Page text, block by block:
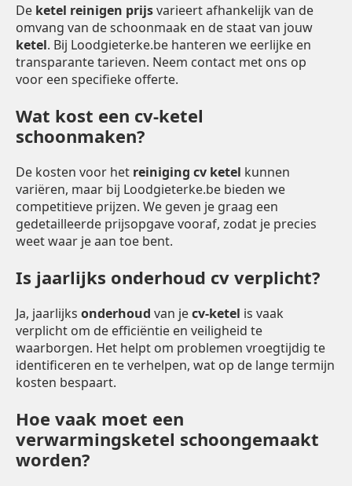
De ketel reinigen prijsvarieert afhankelijk van de
omvang van de schoonmaak en de staat van jouw
ketel. Bij Loodgieterke.be hanteren we eerlijke en
transparante tarieven. Neem contact met ons op
voor een specifieke offerte.
Wat kost een cv-ketel
schoonmaken?
De kosten voor het reiniging cv ketel kunnen
variëren, maar bij Loodgieterke.be bieden we
competitieve prijzen. We geven je graag een
gedetailleerde prijsopgave vooraf, zodat je precies
weet waar je aan toe bent.
Is jaarlijks onderhoud cv verplicht?
Ja, jaarlijks onderhoud van jecv-ketel is vaak
verplicht om de efficiëntie en veiligheid te
waarborgen. Het helpt om problemen vroegtijdig te
identificeren en te verhelpen, wat op de lange termijn
kosten bespaart.
Hoe vaak moet een
verwarmingsketel schoongemaakt
worden?